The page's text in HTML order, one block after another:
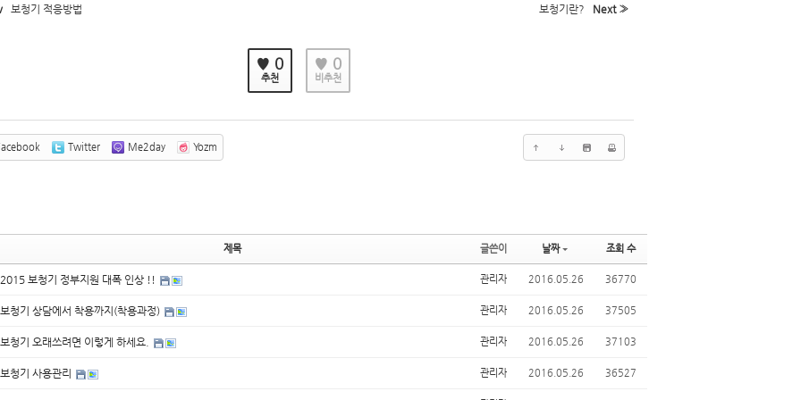
보청기 적응방법 보청기란? Next »
♥ 0
추천
♥ 0
비추천
Twitter Me2day Yozm
제목 글쓴이 날짜 조회 수
2015 보청기 정부지원 대폭 인상 !! 관리자 2016.05.26 36770
보청기 상담에서 착용까지(착용과정) 관리자 2016.05.26 37505
보청기 오래쓰려면 이렇게 하세요. 관리자 2016.05.26 37103
보청기 사용관리 관리자 2016.05.26 36527